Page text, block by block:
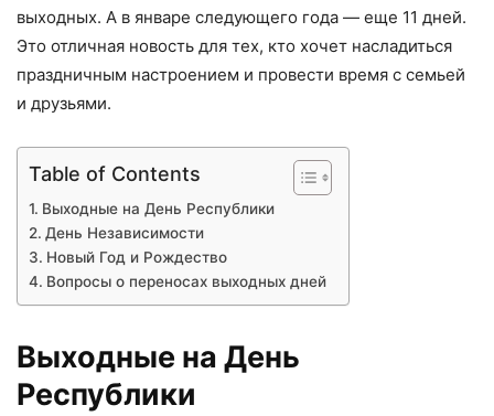
выходных. А в январе следующего года — еще 11 дней.
Это отличная новость для тех, кто хочет насладиться
праздничным настроением и провести время с семьей
и друзьями.
Table of Contents
Выходные на День Республики
День Независимости
Новый Год и Рождество
Вопросы о переносах выходных дней
Выходные на День
Республики